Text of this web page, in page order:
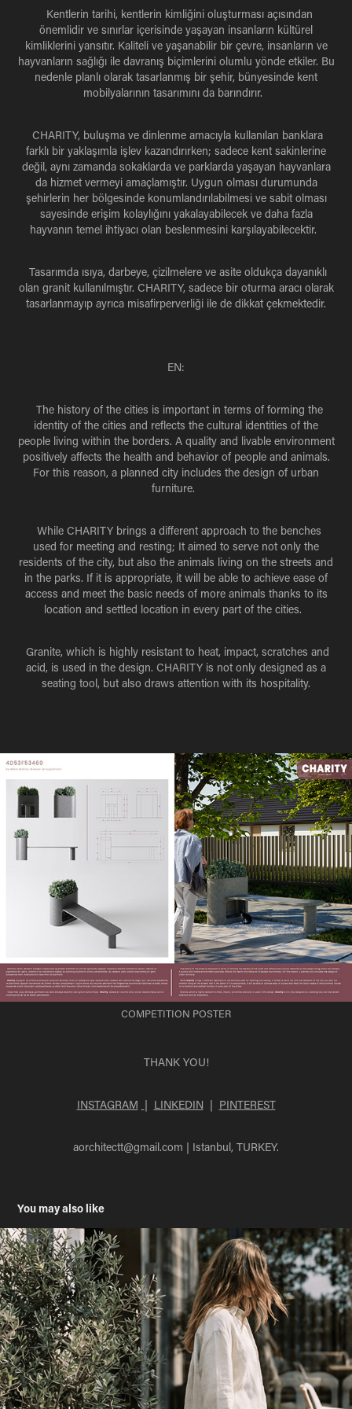
Kentlerin tarihi, kentlerin kimliğini oluşturması açısından
önemlidir ve sınırlar içerisinde yaşayan insanların kültürel
kimliklerini yansıtır. Kaliteli ve yaşanabilir bir çevre, insanların ve
hayvanların sağlığı ile davranış biçimlerini olumlu yönde etkiler. Bu
nedenle planlı olarak tasarlanmış bir şehir, bünyesinde kent
mobilyalarının tasarımını da barındırır.
CHARITY, buluşma ve dinlenme amacıyla kullanılan banklara
farklı bir yaklaşımla işlev kazandırırken; sadece kent sakinlerine
değil, aynı zamanda sokaklarda ve parklarda yaşayan hayvanlara
da hizmet vermeyi amaçlamıştır. Uygun olması durumunda
şehirlerin her bölgesinde konumlandırılabilmesi ve sabit olması
sayesinde erişim kolaylığını yakalayabilecek ve daha fazla
hayvanın temel ihtiyacı olan beslenmesini karşılayabilecektir.
Tasarımda ısıya, darbeye, çizilmelere ve asite oldukça dayanıklı
olan granit kullanılmıştır. CHARITY, sadece bir oturma aracı olarak
tasarlanmayıp ayrıca misafirperverliği ile de dikkat çekmektedir.
EN:
The history of the cities is important in terms of forming the
identity of the cities and reflects the cultural identities of the
people living within the borders. A quality and livable environment
positively affects the health and behavior of people and animals.
For this reason, a planned city includes the design of urban
furniture.
While CHARITY brings a different approach to the benches
used for meeting and resting; It aimed to serve not only the
residents of the city, but also the animals living on the streets and
in the parks. If it is appropriate, it will be able to achieve ease of
access and meet the basic needs of more animals thanks to its
location and settled location in every part of the cities.
Granite, which is highly resistant to heat, impact, scratches and
acid, is used in the design. CHARITY is not only designed as a
seating tool, but also draws attention with its hospitality.
COMPETITION POSTER
THANK YOU!
INSTAGRAM | LINKEDIN | PINTEREST
aorchitectt@gmail.com | Istanbul, TURKEY.
You may also like